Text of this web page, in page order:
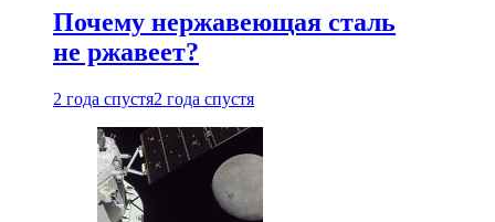
Почему нержавеющая сталь
не ржавеет?
2 года спустя2 года спустя